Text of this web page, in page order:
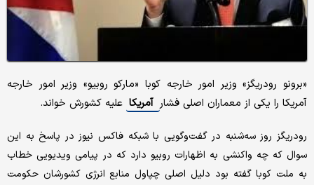
«برونو رودریگز» وزیر امور خارجه کوبا «مارکو روبیو» وزیر امور خارجه
آمریکا را یکی از معماران اصلی فشار آمریکا علیه کشورش خواند.
رودریگز روز سه‌شنبه در گفت‌وگویی با شبکه فاکس نیوز در پاسخ به این
سوال که چه واکنشی به اظهارات روبیو دارد که در پیامی ویدیویی خطاب
به ملت کوبا گفته بود دلیل اصلی چپاول منابع انرژی کشورشان حکومت